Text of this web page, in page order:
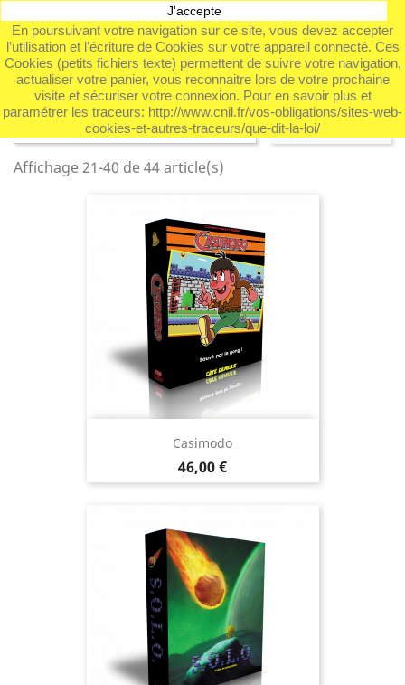
 shopping_cart


Pertinence  FILTRER
Affichage 21-40 de 44 article(s)
Casimodo
Prix
46,00 €
J'accepte
En poursuivant votre navigation sur ce site, vous devez accepter
l’utilisation et l'écriture de Cookies sur votre appareil connecté. Ces
Cookies (petits fichiers texte) permettent de suivre votre navigation,
actualiser votre panier, vous reconnaitre lors de votre prochaine
visite et sécuriser votre connexion. Pour en savoir plus et
paramétrer les traceurs: http://www.cnil.fr/vos-obligations/sites-web-
cookies-et-autres-traceurs/que-dit-la-loi/